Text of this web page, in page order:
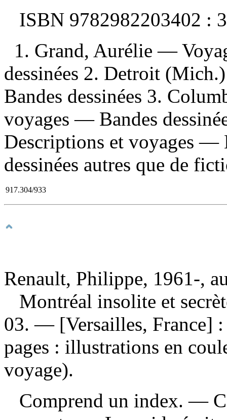
ISBN 9782982203402 :
1. Grand, Aurélie —
dessinées 2. Detroit
Bandes dessinées 3.
voyages — Bandes
Descriptions et voyages —
dessinées autres que de
917.304/933
Renault, Philippe, 1961-,
Montréal insolite et
03. — [Versailles, France]
pages : illustrations en
voyage).
Comprend un index. —